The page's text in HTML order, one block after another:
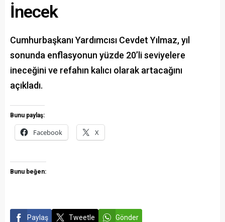
İnecek
Cumhurbaşkanı Yardımcısı Cevdet Yılmaz, yıl
sonunda enflasyonun yüzde 20’li seviyelere
ineceğini ve refahın kalıcı olarak artacağını
açıkladı.
Bunu paylaş:
Facebook X
Bunu beğen:
Paylaş Tweetle Gönder